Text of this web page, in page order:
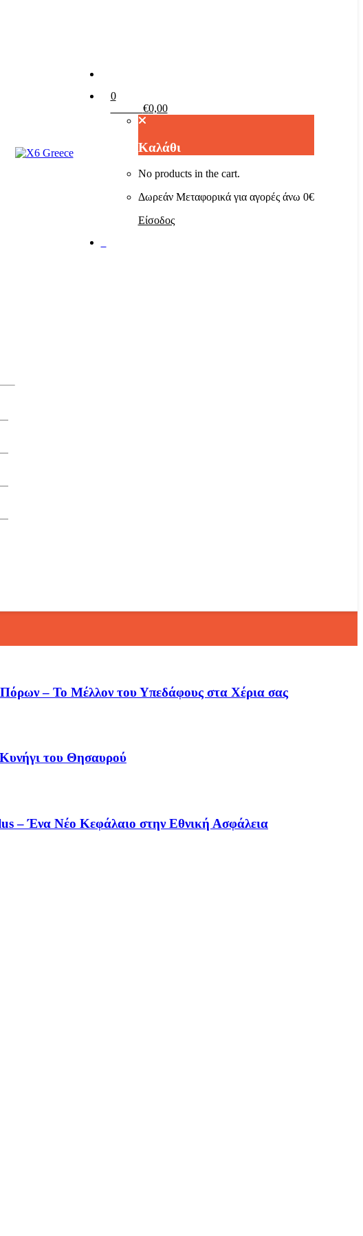
0
€0,00
Καλάθι
No products in the cart.
Δωρεάν Μεταφορικά για αγορές άνω 0€
Είσοδος
– Το Μέλλον του Υπεδάφους στα Χέρια σας
Κυνήγι του Θησαυρού
– Ένα Νέο Κεφάλαιο στην Εθνική Ασφάλεια